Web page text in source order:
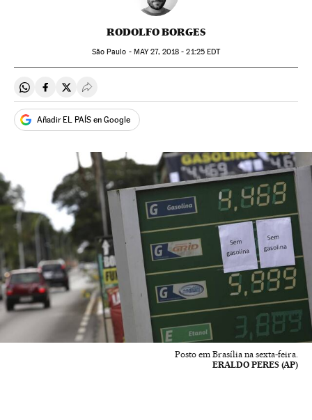
RODOLFO BORGES
São Paulo - MAY27, 2018 - 21:25EDT
Compartir en Whatsapp
Compartir en Facebook
Compartir en Twitter
Desplegar Redes Sociales
Añadir EL PAÍS en Google
Posto em Brasília na sexta-feira.
ERALDO PERES (AP)